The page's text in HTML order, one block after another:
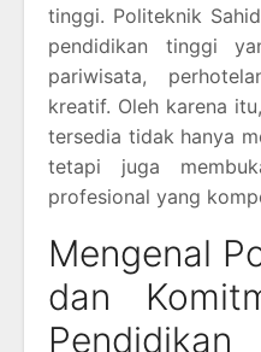
tinggi. Politeknik
pendidikan tinggi
pariwisata,
kreatif. Oleh karena
tersedia tidak hanya
tetapi juga
profesional yang
Mengenal
dan
Pendidikan